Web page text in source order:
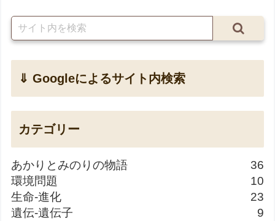
⇓ Googleによるサイト内検索
カテゴリー
あかりとみのりの物語
36
環境問題
10
生命-進化
23
遺伝-遺伝子
9